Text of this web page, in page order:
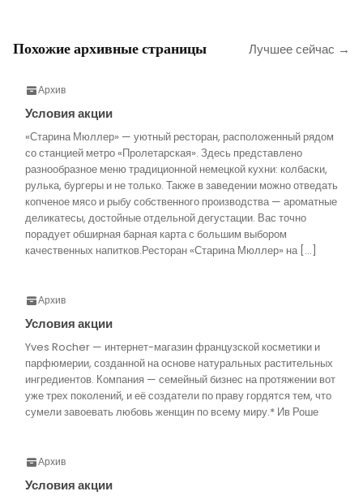
Похожие архивные страницы Лучшее сейчас →
Архив
Условия акции
«Старина Мюллер» — уютный ресторан, расположенный рядом
со станцией метро «Пролетарская». Здесь представлено
разнообразное меню традиционной немецкой кухни: колбаски,
рулька, бургеры и не только. Также в заведении можно отведать
копченое мясо и рыбу собственного производства — ароматные
деликатесы, достойные отдельной дегустации. Вас точно
порадует обширная барная карта с большим выбором
качественных напитков.Ресторан «Старина Мюллер» на […]
Архив
Условия акции
Yves Rocher — интернет-магазин французской косметики и
парфюмерии, созданной на основе натуральных растительных
ингредиентов. Компания — семейный бизнес на протяжении вот
уже трех поколений, и её создатели по праву гордятся тем, что
сумели завоевать любовь женщин по всему миру.* Ив Роше
Архив
Условия акции